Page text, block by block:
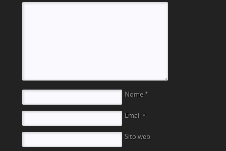
Nome *
Email *
Sito web